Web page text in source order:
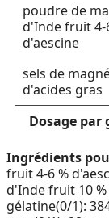
poudre de
d'Inde fruit 4-
d'aescine
sels de
d'acides gras
Dosage par
Ingrédients
fruit 4-6 %
d'Inde fruit 10
gélatine(0/1):